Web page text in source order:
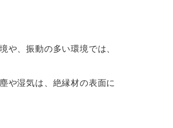
や、振動の多い環境では、
や湿気は、絶縁材の表面に